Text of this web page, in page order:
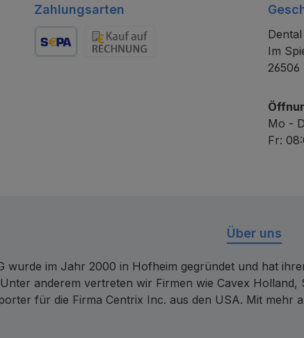
Zahlungsarten
Im
Mo -
Fr:
Über uns
wurde im Jahr 2000 in Hofheim gegründet und hat
anderem vertreten wir Firmen wie Cavex
für die Firma Centrix Inc. aus den USA. Mit mehr